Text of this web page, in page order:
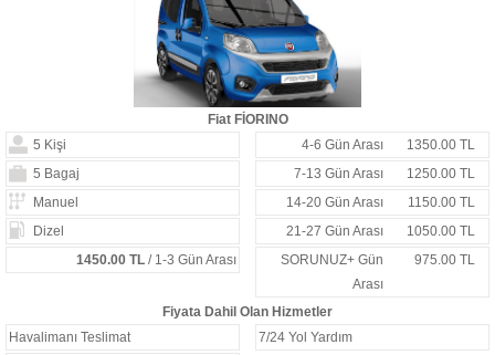
Fiat FİORINO
5 Kişi
4-6 Gün Arası
1350.00 TL
5 Bagaj
7-13 Gün Arası
1250.00 TL
Manuel
14-20 Gün Arası
1150.00 TL
Dizel
21-27 Gün Arası
1050.00 TL
1450.00 TL/ 1-3 Gün Arası
SORUNUZ+ Gün
Arası
975.00 TL
Fiyata Dahil Olan Hizmetler
Havalimanı Teslimat
7/24 Yol Yardım